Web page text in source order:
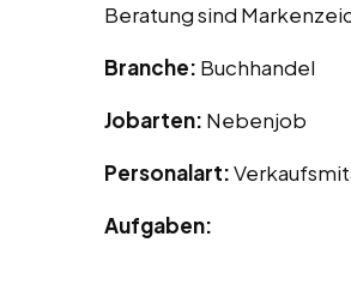
Beratung sind
Branche: Buchhandel
Jobarten: Nebenjob
Personalart:
Aufgaben: